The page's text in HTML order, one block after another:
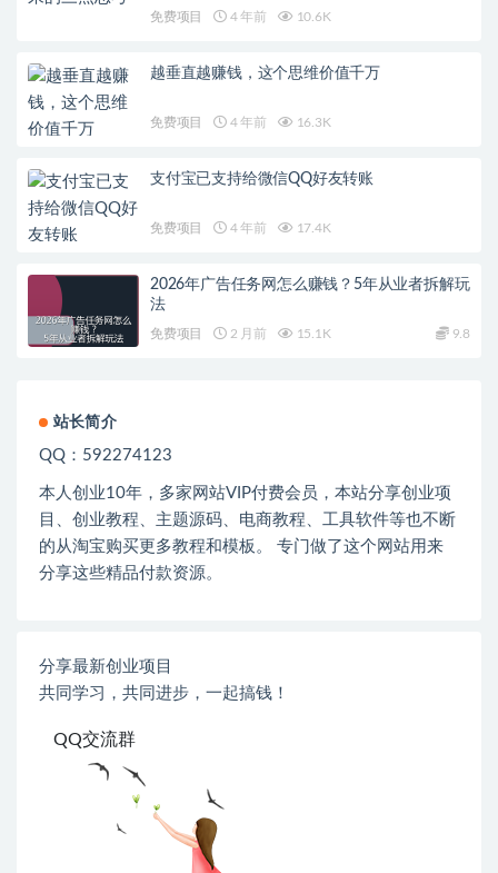
免费项目 4 年前 10.6K
越垂直越赚钱，这个思维价值千万
免费项目 4 年前 16.3K
支付宝已支持给微信QQ好友转账
免费项目 4 年前 17.4K
2026年广告任务网怎么赚钱？5年从业者拆解玩
法
免费项目 2 月前 15.1K 9.8
站长简介
QQ：592274123
本人创业10年，多家网站VIP付费会员，本站分享创业项
目、创业教程、主题源码、电商教程、工具软件等也不断
的从淘宝购买更多教程和模板。 专门做了这个网站用来
分享这些精品付款资源。
分享最新创业项目
共同学习，共同进步，一起搞钱！
QQ交流群